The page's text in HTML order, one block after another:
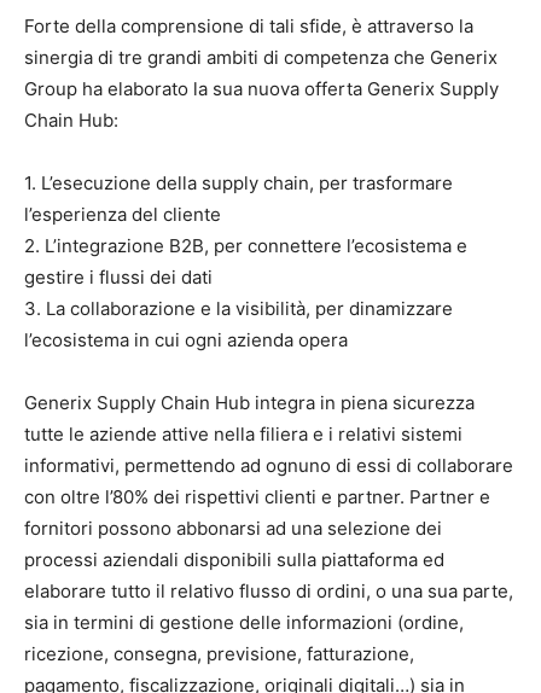
Forte della comprensione di tali sfide, è attraverso la
sinergia di tre grandi ambiti di competenza che Generix
Group ha elaborato la sua nuova offerta Generix Supply
Chain Hub:
1. L’esecuzione della supply chain, per trasformare
l’esperienza del cliente
2. L’integrazione B2B, per connettere l’ecosistema e
gestire i flussi dei dati
3. La collaborazione e la visibilità, per dinamizzare
l’ecosistema in cui ogni azienda opera
Generix Supply Chain Hub integra in piena sicurezza
tutte le aziende attive nella filiera e i relativi sistemi
informativi, permettendo ad ognuno di essi di collaborare
con oltre l’80% dei rispettivi clienti e partner. Partner e
fornitori possono abbonarsi ad una selezione dei
processi aziendali disponibili sulla piattaforma ed
elaborare tutto il relativo flusso di ordini, o una sua parte,
sia in termini di gestione delle informazioni (ordine,
ricezione, consegna, previsione, fatturazione,
pagamento, fiscalizzazione, originali digitali…) sia in